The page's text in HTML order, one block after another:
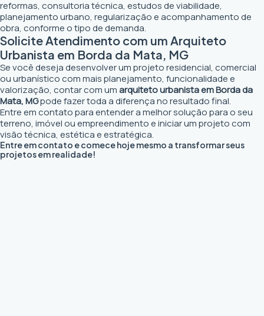
reformas, consultoria técnica, estudos de viabilidade,
planejamento urbano, regularização e acompanhamento de
obra, conforme o tipo de demanda.
Solicite Atendimento com um Arquiteto
Urbanista em Borda da Mata, MG
Se você deseja desenvolver um projeto residencial, comercial
ou urbanístico com mais planejamento, funcionalidade e
valorização, contar com umarquiteto urbanista em Borda da
Mata, MGpode fazer toda a diferença no resultado final.
Entre em contato para entender a melhor solução para o seu
terreno, imóvel ou empreendimento e iniciar um projeto com
visão técnica, estética e estratégica.
Entre em contato e comece hoje mesmo a transformar seus
projetos em realidade!